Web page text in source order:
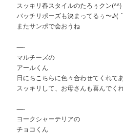
スッキリ春スタイルのたろぅクン(^^)
バッチリポーズも決まってるぅ〜♪(
またサンポで会おうね
—-
マルチーズの
アールくん
日にちこちらに色々合わせてくれて
スッキリして、お母さんも喜んでく
—-
ヨークシャーテリアの
チョコくん